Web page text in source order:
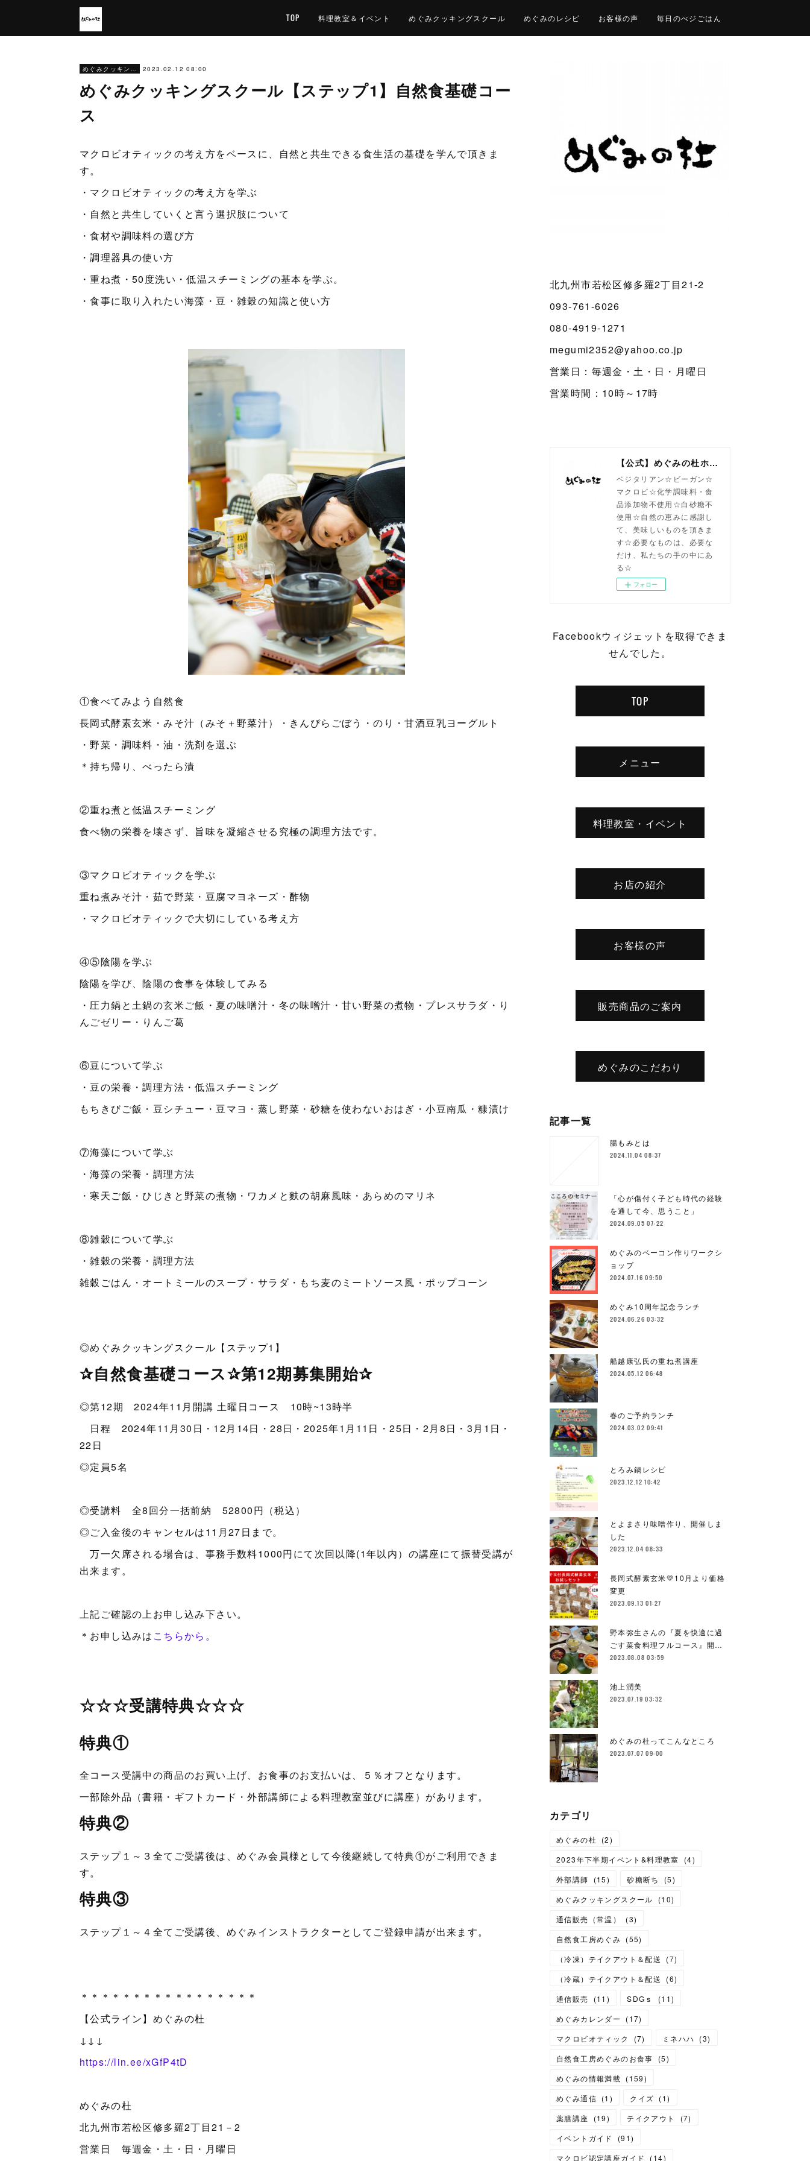
TOP 料理教室＆イベント めぐみクッキングスクール めぐみのレシピ お客様の声 毎日のべジごはん
めぐみクッキングスクール 2023.02.12 08:00
めぐみクッキングスクール【ステップ1】自然食基礎コー
ス
マクロビオティックの考え方をベースに、自然と共生できる食生活の基礎を学んで頂きま
す。
・マクロビオティックの考え方を学ぶ
・自然と共生していくと言う選択肢について
・食材や調味料の選び方
・調理器具の使い方
・重ね煮・50度洗い・低温スチーミングの基本を学ぶ。
・食事に取り入れたい海藻・豆・雑穀の知識と使い方
①食べてみよう自然食
長岡式酵素玄米・みそ汁（みそ＋野菜汁）・きんぴらごぼう・のり・甘酒豆乳ヨーグルト
・野菜・調味料・油・洗剤を選ぶ
＊持ち帰り、べったら漬
②重ね煮と低温スチーミング
食べ物の栄養を壊さず、旨味を凝縮させる究極の調理方法です。
③マクロビオティックを学ぶ
重ね煮みそ汁・茹で野菜・豆腐マヨネーズ・酢物
・マクロビオティックで大切にしている考え方
④⑤陰陽を学ぶ
陰陽を学び、陰陽の食事を体験してみる
・圧力鍋と土鍋の玄米ご飯・夏の味噌汁・冬の味噌汁・甘い野菜の煮物・プレスサラダ・り
んごゼリー・りんご葛
⑥豆について学ぶ
・豆の栄養・調理方法・低温スチーミング
もちきびご飯・豆シチュー・豆マヨ・蒸し野菜・砂糖を使わないおはぎ・小豆南瓜・糠漬け
⑦海藻について学ぶ
・海藻の栄養・調理方法
・寒天ご飯・ひじきと野菜の煮物・ワカメと麩の胡麻風味・あらめのマリネ
⑧雑穀について学ぶ
・雑穀の栄養・調理方法
雑穀ごはん・オートミールのスープ・サラダ・もち麦のミートソース風・ポップコーン
◎めぐみクッキングスクール【ステップ1】
✰自然食基礎コース✰第12期募集開始✰
◎第12期 2024年11月開講 土曜日コース 10時~13時半
日程 2024年11月30日・12月14日・28日・2025年1月11日・25日・2月8日・3月1日・
22日
◎定員5名
◎受講料 全8回分一括前納 52800円（税込）
◎ご入金後のキャンセルは11月27日まで。
万一欠席される場合は、事務手数料1000円にて次回以降(1年以内）の講座にて振替受講が
出来ます。
上記ご確認の上お申し込み下さい。
＊お申し込みは こちらから。
☆☆☆受講特典☆☆☆
特典①
全コース受講中の商品のお買い上げ、お食事のお支払いは、５％オフとなります。
一部除外品（書籍・ギフトカード・外部講師による料理教室並びに講座）があります。
特典②
ステップ１～３全てご受講後は、めぐみ会員様として今後継続して特典①がご利用できま
す。
特典③
ステップ１～４全てご受講後、めぐみインストラクターとしてご登録申請が出来ます。
＊＊＊＊＊＊＊＊＊＊＊＊＊＊＊＊＊
【公式ライン】めぐみの杜
↓↓↓
https://lin.ee/xGfP4tD
めぐみの杜
北九州市若松区修多羅2丁目21－2
営業日 毎週金・土・日・月曜日
北九州市若松区修多羅2丁目21-2
093-761-6026
080-4919-1271
megumi2352@yahoo.co.jp
営業日：毎週金・土・日・月曜日
営業時間：10時～17時
【公式】めぐみの杜ホームページ(旧自然食工房）
ベジタリアン☆ビーガン☆
マクロビ☆化学調味料・食
品添加物不使用☆白砂糖不
使用☆自然の恵みに感謝し
て、美味しいものを頂きま
す☆必要なものは、必要な
だけ、私たちの手の中にあ
る☆
フォロー
Facebookウィジェットを取得できま
せんでした。
TOP
メニュー
料理教室・イベント
お店の紹介
お客様の声
販売商品のご案内
めぐみのこだわり
記事一覧
腸もみとは
2024.11.04 08:37
「心が傷付く子ども時代の経験
を通して今、思うこと」
2024.09.05 07:22
めぐみのベーコン作りワークシ
ョップ
2024.07.16 09:50
めぐみ10周年記念ランチ
2024.06.26 03:32
船越康弘氏の重ね煮講座
2024.05.12 06:48
春のご予約ランチ
2024.03.02 09:41
とろみ鍋レシピ
2023.12.12 10:42
とよまさり味噌作り、開催しま
した
2023.12.04 08:33
長岡式酵素玄米💛10月より価格
変更
2023.09.13 01:27
野本弥生さんの『夏を快適に過
ごす菜食料理フルコース』開…
2023.08.08 03:59
池上潤美
2023.07.19 03:32
めぐみの杜ってこんなところ
2023.07.07 09:00
カテゴリ
めぐみの杜 (2)
2023年下半期イベント&料理教室
(4)
外部講師
(15) 砂糖断ち (5)
めぐみクッキングスクール
(10)
通信販売（常温）
(3)
自然食工房めぐみ (55)
（冷凍）テイクアウト＆配送
(7)
（冷蔵）テイクアウト＆配送
(6)
通信販売
(11 ) SDGｓ (11)
めぐみカレンダー
(17)
マクロビオティック
(7) ミネハハ (3)
自然食工房めぐみのお食事
(5)
めぐみの情報満載 (159)
めぐみ通信 (1 ) クイズ (1)
薬膳講座
(19) テイクアウト (7)
イベントガイド
(91)
マクロビ認定講座ガイド
(14)